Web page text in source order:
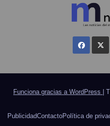
Funciona gracias a WordPress
PublicidadContactoPolítica de